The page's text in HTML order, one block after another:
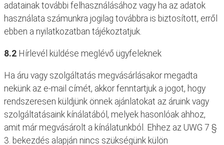
adatainak további felhasználásához vagy ha az adatok
használata számunkra jogilag továbbra is biztosított, erről
ebben a nyilatkozatban tájékoztatjuk.
8.2 Hírlevél küldése meglévő ügyfeleknek
Ha áru vagy szolgáltatás megvásárlásakor megadta
nekünk az e-mail címét, akkor fenntartjuk a jogot, hogy
rendszeresen küldjünk önnek ajánlatokat az áruink vagy
szolgáltatásaink kínálatából, melyek hasonlóak ahhoz,
amit már megvásárolt a kínálatunkból. Ehhez az UWG 7 §
3. bekezdés alapján nincs szükségünk külön